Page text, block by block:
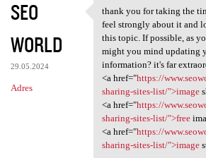
SEO
WORLD
29.05.2024
Adres
thank you for taking
thank you for taking the
feel strongly about it and
this topic. If possible, as
might you mind updating
information? it's far
<a href="https://
sharing-sites-list/">image
<a href="https://
sharing-sites-list/">free
<a href="https://
sharing-sites-list/">image